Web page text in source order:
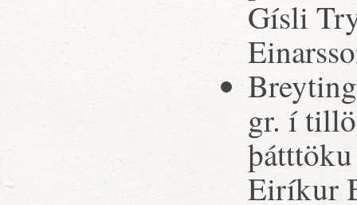
Gísli
gr. í
Eiríkur